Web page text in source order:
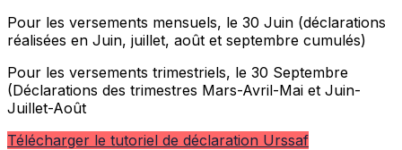
Pour les versements mensuels, le 30 Juin (déclarations
réalisées en Juin, juillet, août et septembre cumulés)
Pour les versements trimestriels, le 30 Septembre
(Déclarations des trimestres Mars-Avril-Mai et Juin-
Juillet-Août
Télécharger le tutoriel de déclaration Urssaf